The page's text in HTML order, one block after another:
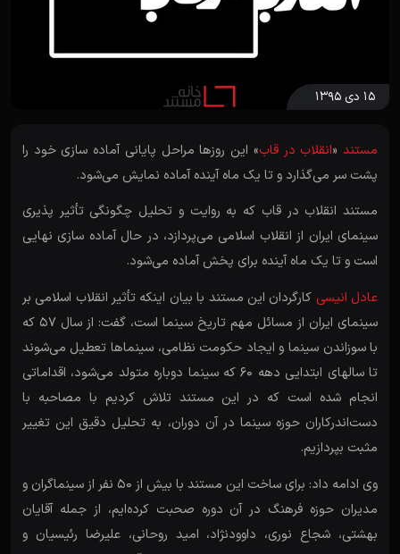
۱۵ دی ۱۳۹۵
مستند«انقلاب در قاب» این روزها مراحل پایانی آماده سازی خود را
پشت سر می‌گذارد و تا یک ماه آینده آماده نمایش می‌شود.
مستند انقلاب در قاب که به روایت و تحلیل چگونگی تأثیر پذیری
سینمای ایران از انقلاب اسلامی می‌پردازد، در حال آماده سازی نهایی
است و تا یک ماه آینده برای پخش آماده می‌شود.
عادل انیسی کارگردان این مستند با بیان اینکه تأثیر انقلاب اسلامی بر
سینمای ایران از مسائل مهم تاریخ سینما است، گفت: از سال 57 که
با سوزاندن سینما و ایجاد حکومت نظامی، سینما‌ها تعطیل می‌شوند
تا سالهای ابتدایی دهه 60 که سینما دوباره متولد می‌شود، اقداماتی
انجام شده است که در این مستند تلاش کردیم با مصاحبه با
دست‌اندرکاران حوزه سینما در آن دوران، به تحلیل دقیق این تغییر
مثبت بپردازیم.
وی ادامه داد: برای ساخت این مستند با بیش از 50 نفر از سینماگران و
مدیران حوزه فرهنگ در آن دوره صحبت کرده‌ایم، از جمله آقایان
بهشتی، شجاع نوری، داوود‌نژاد، امید روحانی، علیرضا رئیسیان و